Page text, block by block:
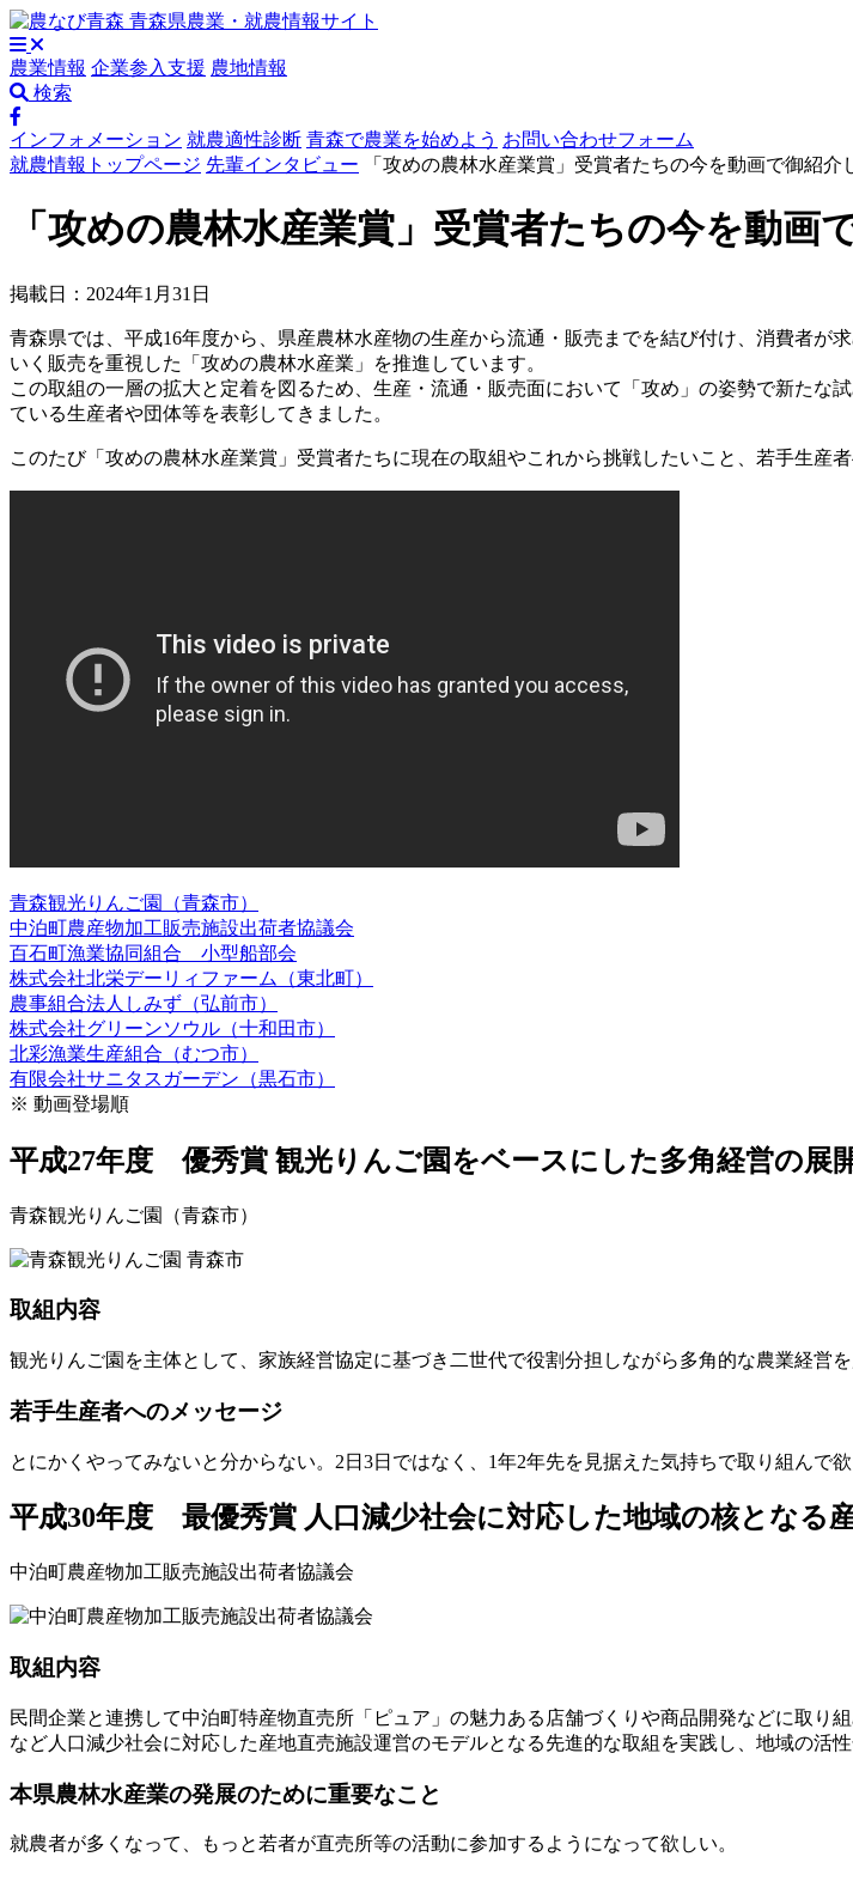
農業情報 企業参入支援 農地情報
検索
インフォメーション 就農適性診断 青森で農業を始めよう お問い合わせフォーム
就農情報トップページ 先輩インタビュー 「攻めの農林水産業賞」受賞者たちの今を動画で御紹介
「攻めの農林水産業賞」受賞者たちの今を動画
掲載日：2024年1月31日
青森県では、平成16年度から、県産農林水産物の生産から流通・販売までを結び付け、消費者
いく販売を重視した「攻めの農林水産業」を推進しています。
この取組の一層の拡大と定着を図るため、生産・流通・販売面において「攻め」の姿勢で新た
ている生産者や団体等を表彰してきました。
このたび「攻めの農林水産業賞」受賞者たちに現在の取組やこれから挑戦したいこと、若手生産
青森観光りんご園（青森市）
中泊町農産物加工販売施設出荷者協議会
百石町漁業協同組合 小型船部会
株式会社北栄デーリィファーム（東北町）
農事組合法人しみず（弘前市）
株式会社グリーンソウル（十和田市）
北彩漁業生産組合（むつ市）
有限会社サニタスガーデン（黒石市）
※ 動画登場順
平成27年度 優秀賞 観光りんご園をベースにした多角経営の展
青森観光りんご園（青森市）
取組内容
観光りんご園を主体として、家族経営協定に基づき二世代で役割分担しながら多角的な農業経営
若手生産者へのメッセージ
とにかくやってみないと分からない。2日3日ではなく、1年2年先を見据えた気持ちで取り組んで欲
平成30年度 最優秀賞 人口減少社会に対応した地域の核となる
中泊町農産物加工販売施設出荷者協議会
取組内容
民間企業と連携して中泊町特産物直売所「ピュア」の魅力ある店舗づくりや商品開発などに取
など人口減少社会に対応した産地直売施設運営のモデルとなる先進的な取組を実践し、地域の活性
本県農林水産業の発展のために重要なこと
就農者が多くなって、もっと若者が直売所等の活動に参加するようになって欲しい。